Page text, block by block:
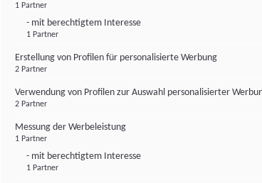
1 Partner
- mit berechtigtem Interesse
1 Partner
Erstellung von Profilen für personalisierte Werbung
2 Partner
Verwendung von Profilen zur Auswahl personalisierter
2 Partner
Messung der Werbeleistung
1 Partner
- mit berechtigtem Interesse
1 Partner